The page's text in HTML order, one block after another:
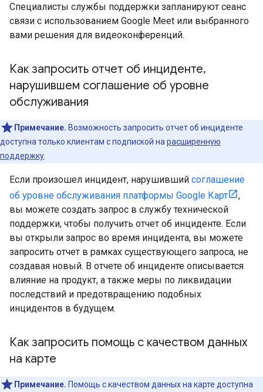
Специалисты службы поддержки запланируют сеанс
связи с использованием Google Meet или выбранного
вами решения для видеоконференций.
Как запросить отчет об инциденте,
нарушившем соглашение об уровне
обслуживания
Примечание. Возможность запросить отчет об инциденте
доступна только клиентам с подпиской на расширенную
поддержку
Если произошел инцидент, нарушивший соглашение
об уровне обслуживания платформы Google Карт
,
вы можете создать запрос в службу технической
поддержки, чтобы получить отчет об инциденте. Если
вы открыли запрос во время инцидента, вы можете
запросить отчет в рамках существующего запроса, не
создавая новый. В отчете об инциденте описывается
влияние на продукт, а также меры по ликвидации
последствий и предотвращению подобных
инцидентов в будущем.
Как запросить помощь с качеством данных
на карте
Примечание. Помощь с качеством данных на карте доступна